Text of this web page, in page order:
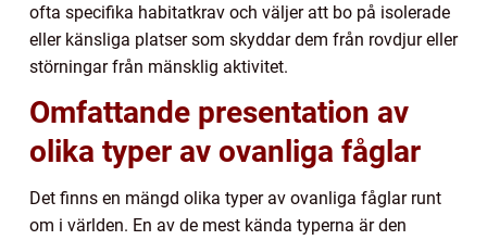
ofta specifika habitatkrav och väljer att bo på isolerade
eller känsliga platser som skyddar dem från rovdjur eller
störningar från mänsklig aktivitet.
Omfattande presentation av
olika typer av ovanliga fåglar
Det finns en mängd olika typer av ovanliga fåglar runt
om i världen. En av de mest kända typerna är den